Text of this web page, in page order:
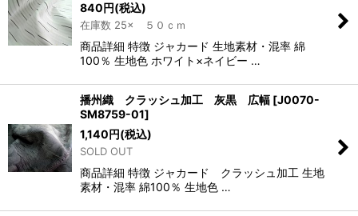
840円(税込)
在庫数 25× ５０ｃｍ
商品詳細 特徴 ジャカード 生地素材・混率 綿
100％ 生地色 ホワイト×ネイビー …
播州織 クラッシュ加工 灰黒 広幅 [J0070-
SM8759-01]
1,140円(税込)
SOLD OUT
商品詳細 特徴 ジャカード クラッシュ加工 生地
素材・混率 綿100％ 生地色 …